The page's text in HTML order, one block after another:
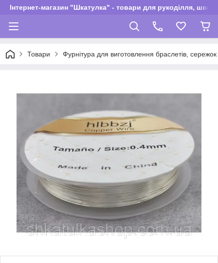
Інтернет-магазин "Шкатулка" - товари для рукоділля,
Товари Фурнітура для виготовлення браслетів,